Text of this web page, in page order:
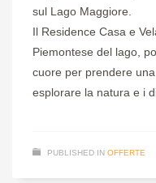
sul Lago Maggiore.
Il Residence Casa e
Piemontese del lago,
cuore per prendere
esplorare la natura e i
PUBLISHED IN OFFERTE